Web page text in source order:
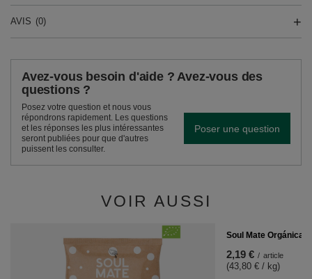
AVIS (0)
Avez-vous besoin d'aide ? Avez-vous des
questions ?
Posez votre question et nous vous
répondrons rapidement. Les questions
et les réponses les plus intéressantes
seront publiées pour que d'autres
puissent les consulter.
Poser une question
VOIR AUSSI
Soul Mate Orgánica
2,19 € / article
(43,80 € / kg)